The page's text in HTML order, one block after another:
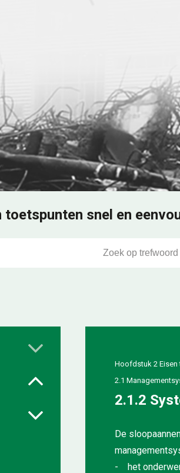
toetspunten snel en
Hoofdstuk 2 Eisen
2.1
2.1.2
De
- het